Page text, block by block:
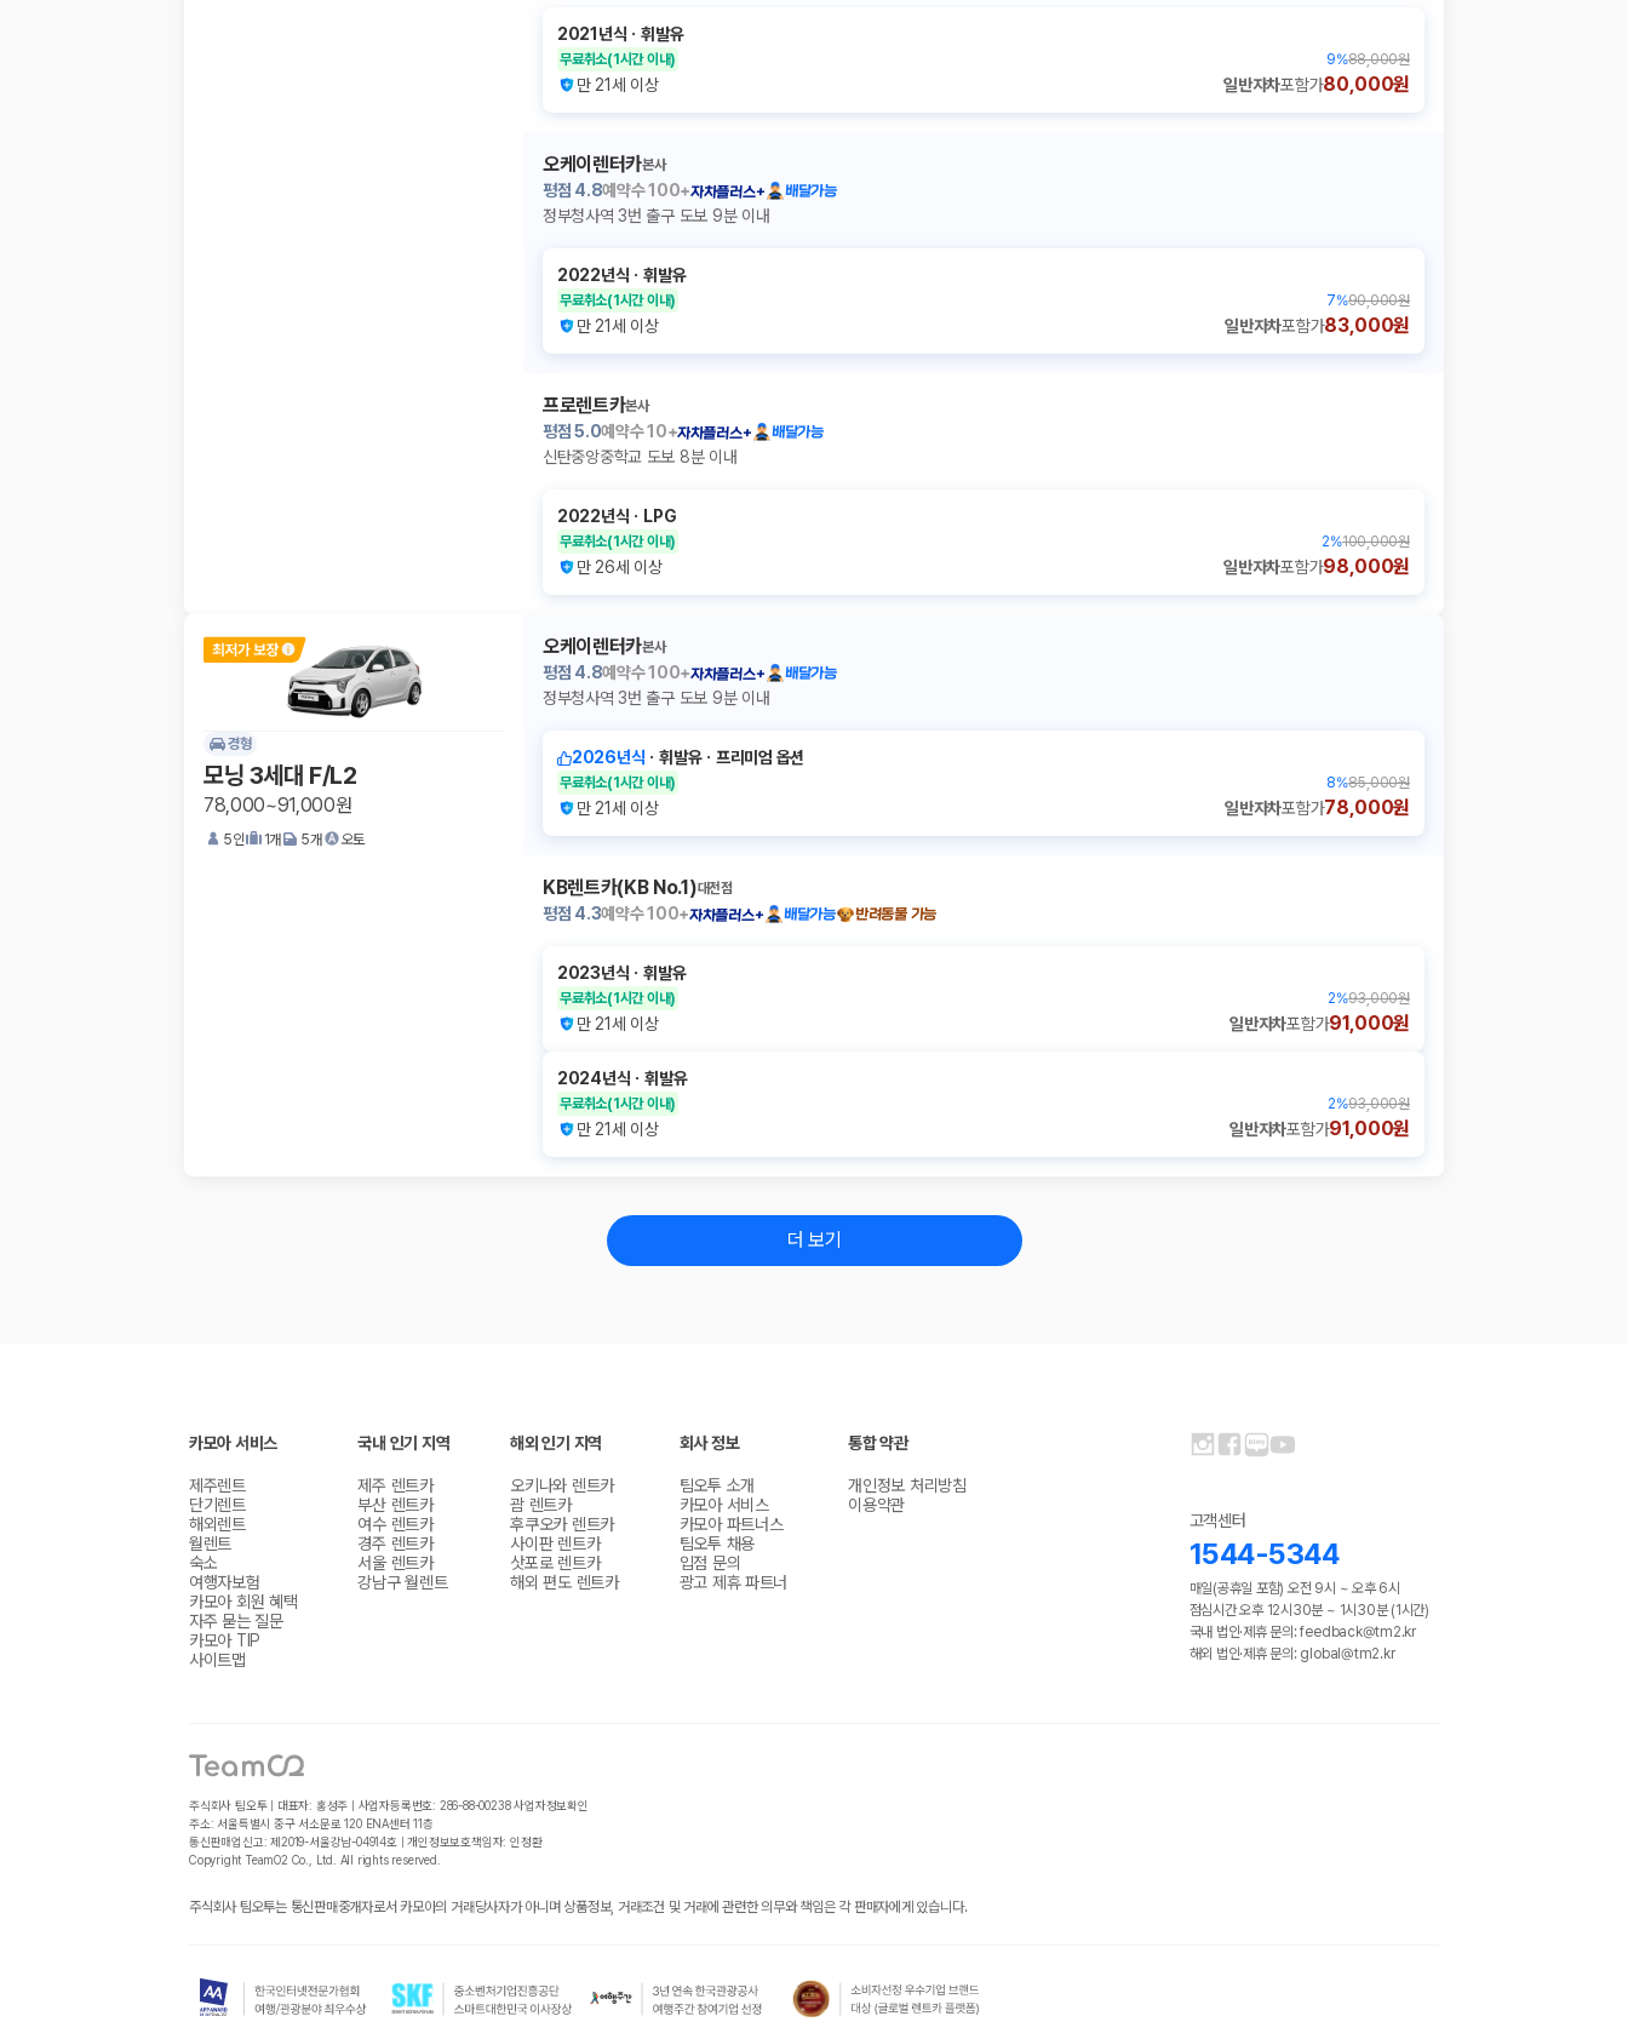
2021년식 ㆍ휘발유
무료취소(1시간 이내) 9%88,000원
만 21세 이상 일반자차포함가80,000원
오케이렌터카본사
평점 4.8예약수100+자차플러스+ 배달가능
정부청사역 3번 출구 도보 9분 이내
2022년식 ㆍ휘발유
무료취소(1시간 이내) 7%90,000원
만 21세 이상 일반자차포함가83,000원
프로렌트카본사
평점5.0예약수10+자차플러스+ 배달가능
신탄중앙중학교 도보 8분 이내
2022년식 ㆍ LPG
무료취소(1시간 이내) 2%100,000원
만 26세 이상 일반자차포함가98,000원
경형
모닝 3세대 F/L2
78,000~91,000원
5인 1개 5개 오토
오케이렌터카본사
평점 4.8예약수100+자차플러스+ 배달가능
정부청사역 3번 출구 도보 9분 이내
2026년식 ㆍ휘발유ㆍ 프리미엄 옵션
무료취소(1시간 이내) 8%85,000원
만 21세 이상 일반자차포함가78,000원
KB렌트카(KB No.1)대전점
평점 4.3예약수100+자차플러스+ 배달가능 반려동물 가능
2023년식 ㆍ휘발유
무료취소(1시간 이내) 2%93,000원
만 21세 이상 일반자차포함가91,000원
2024년식 ㆍ휘발유
무료취소(1시간 이내) 2%93,000원
만 21세 이상 일반자차포함가91,000원
더 보기
카모아 서비스
제주렌트
단기렌트
해외렌트
월렌트
숙소
여행자보험
카모아 회원 혜택
자주 묻는 질문
카모아 TIP
사이트맵
국내 인기 지역
제주 렌트카
부산 렌트카
여수 렌트카
경주 렌트카
서울 렌트카
강남구 월렌트
해외 인기 지역
오키나와 렌트카
괌 렌트카
후쿠오카 렌트카
사이판 렌트카
삿포로 렌트카
해외 편도 렌트카
회사 정보
팀오투 소개
카모아 서비스
카모아 파트너스
팀오투 채용
입점 문의
광고 제휴 파트너
통합 약관
개인정보 처리방침
이용약관
고객센터
1544-5344
매일(공휴일 포함) 오전 9시 ~ 오후 6시
점심시간 오후 12시30분 ~ 1시30분 (1시간)
국내 법인·제휴 문의: feedback@tm2.kr
해외 법인·제휴 문의: global@tm2.kr
주식회사 팀오투 | 대표자: 홍성주 | 사업자등록번호: 286-88-00238 사업자정보확인
주소: 서울특별시 중구 서소문로 120 ENA센터 11층
통신판매업신고: 제2019-서울강남-04914호 | 개인정보보호책임자: 인정환
Copyright TeamO2 Co., Ltd. All rights reserved.
주식회사 팀오투는 통신판매중개자로서 카모아의 거래당사자가 아니며 상품정보, 거래조건 및 거래에 관련한 의무와 책임은 각 판매자에게 있습니다.